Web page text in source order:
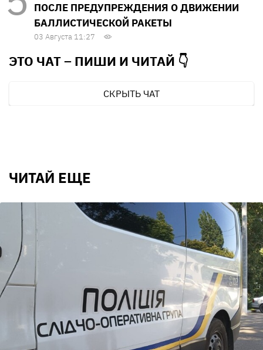
ПОСЛЕ ПРЕДУПРЕЖДЕНИЯ О ДВИЖЕНИИ
БАЛЛИСТИЧЕСКОЙ РАКЕТЫ
03 Августа 11:27
ЭТО ЧАТ – ПИШИ И ЧИТАЙ 👇
СКРЫТЬ ЧАТ
ЧИТАЙ ЕЩЕ